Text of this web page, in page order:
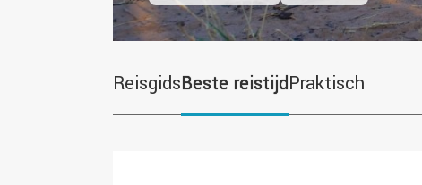
ReisgidsBeste reistijdPraktisch